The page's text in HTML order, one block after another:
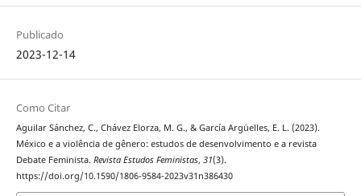
Publicado
2023-12-14
Como Citar
Aguilar Sánchez, C., Chávez Elorza, M. G., & García Argüelles, E. L. (2023).
México e a violência de gênero: estudos de desenvolvimento e a revista
Debate Feminista. Revista Estudos Feministas, 31(3).
https://doi.org/10.1590/1806-9584-2023v31n386430